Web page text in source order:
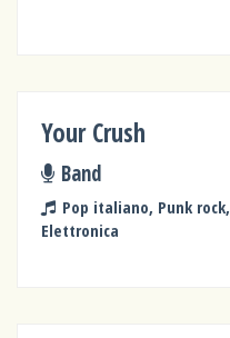
Your Crush
Band
Pop italiano, Punk rock,
Elettronica